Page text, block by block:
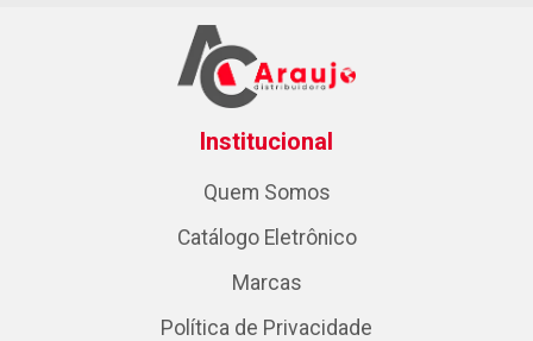
Institucional
Quem Somos
Catálogo Eletrônico
Marcas
Política de Privacidade